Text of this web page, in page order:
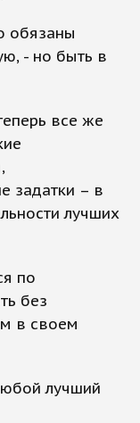
обязаны
- но быть в
все же
задатки – в
лучших
по
без
в своем
лучший